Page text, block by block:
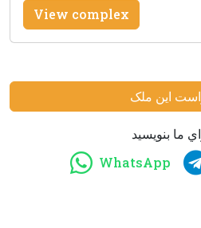
View complex
این ملک
WhatsApp